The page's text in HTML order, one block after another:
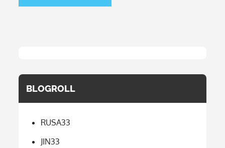
BLOGROLL
RUSA33
JIN33